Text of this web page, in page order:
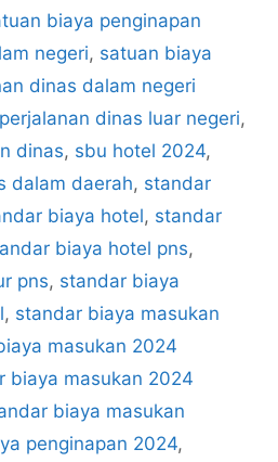
biaya penginapan
negeri, satuan biaya
dinas dalam negeri
dinas luar negeri,
dinas, sbu hotel 2024,
dalam daerah, standar
biaya hotel, standar
biaya hotel pns,
pns, standar biaya
, standar biaya masukan
masukan 2024
biaya masukan 2024
biaya masukan
penginapan 2024,